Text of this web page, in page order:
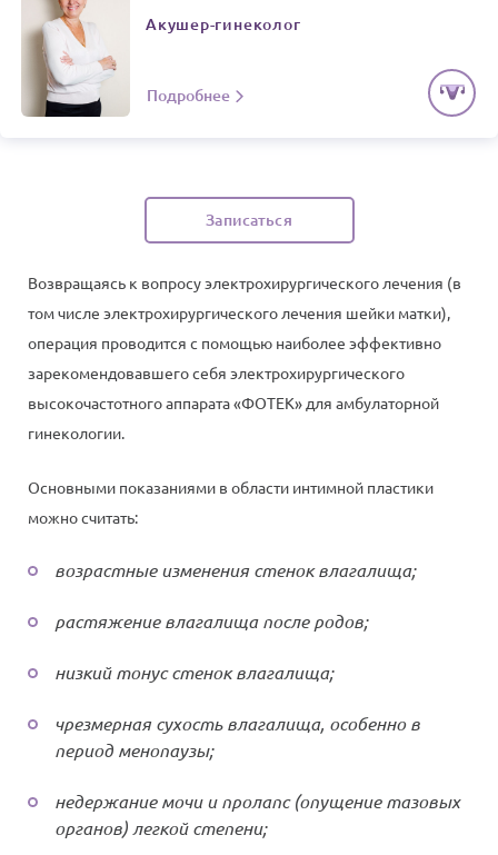
Акушер-гинеколог
Подробнее
Записаться
Возвращаясь к вопросу электрохирургического лечения (в
том числе электрохирургического лечения шейки матки),
операция проводится с помощью наиболее эффективно
зарекомендовавшего себя электрохирургического
высокочастотного аппарата «ФОТЕК» для амбулаторной
гинекологии.
Основными показаниями в области интимной пластики
можно считать:
возрастные изменения стенок влагалища;
растяжение влагалища после родов;
низкий тонус стенок влагалища;
чрезмерная сухость влагалища, особенно в
период менопаузы;
недержание мочи и пролапс (опущение тазовых
органов) легкой степени;